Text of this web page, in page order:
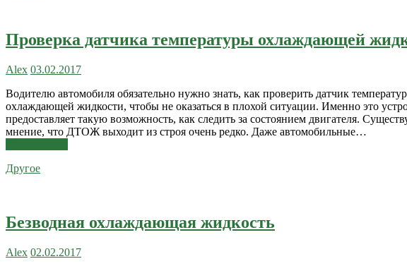
Проверка датчика температуры охлаждающей
Alex 03.02.2017
Водителю автомобиля обязательно нужно знать, как проверить датчик
охлаждающей жидкости, чтобы не оказаться в плохой ситуации. Именно это
предоставляет такую возможность, как следить за состоянием двигателя.
мнение, что ДТОЖ выходит из строя очень редко. Даже автомобильные…
Другое
Безводная охлаждающая жидкость
Alex 02.02.2017